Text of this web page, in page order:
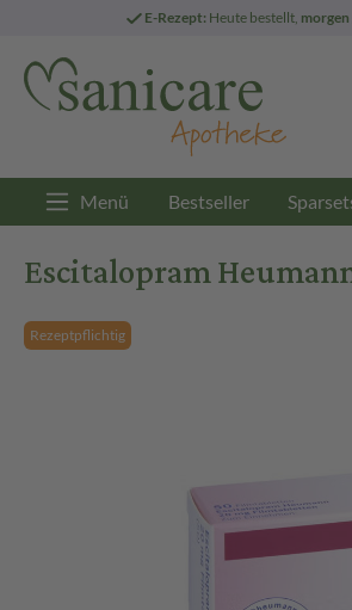
E-Rezept: Heute bestellt,
Menü Bestseller
Escitalopram
Rezeptpflichtig